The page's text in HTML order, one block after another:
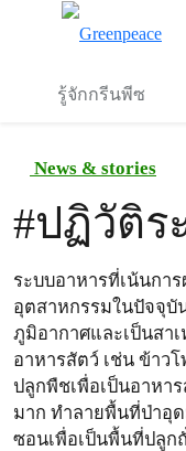
รู้จักกรีนพีซ
News & stories
#ปฏิวัติร
ระบบอาหารที่เน้นกา
อุตสาหกรรมในปัจจุบั
ภูมิอากาศและเป็นสา
อาหารสัตว์ เช่น ข้าว
ปลูกพืชเพื่อเป็นอาหา
มาก ทำลายพื้นที่ป่าอุ
ซอนเพื่อเป็นพื้นที่ปลูก